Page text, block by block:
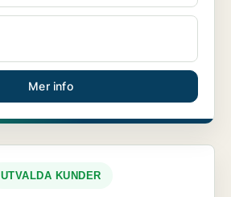
Mer info
UTVALDA KUNDER